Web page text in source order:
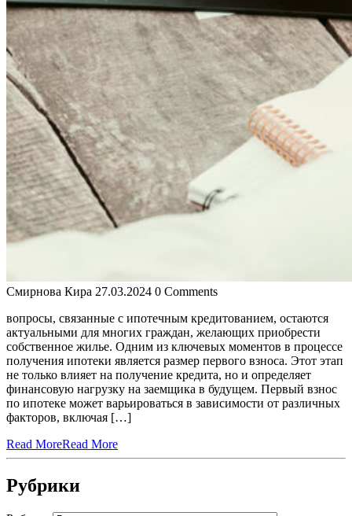
Смирнова Кира 27.03.2024 0 Comments
вопросы, связанные с ипотечным кредитованием, остаются
актуальными для многих граждан, желающих приобрести
собственное жилье. Одним из ключевых моментов в процессе
получения ипотеки является размер первого взноса. Этот этап
не только влияет на получение кредита, но и определяет
финансовую нагрузку на заемщика в будущем. Первый взнос
по ипотеке может варьироваться в зависимости от различных
факторов, включая […]
Read MoreRead More
Рубрики